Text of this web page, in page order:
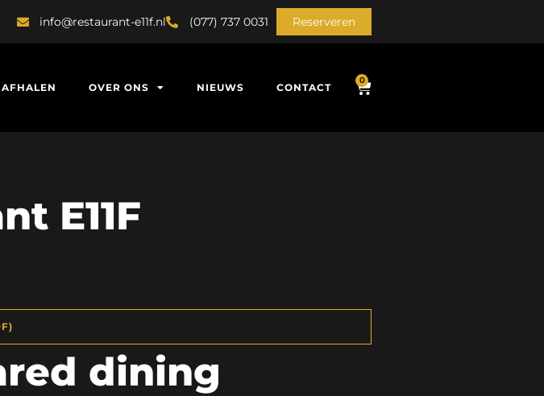
info@restaurant-e11f.nl (077) 737 0031 Reserveren
AFHALEN OVER ONS NIEUWS CONTACT
0
E11F
dining